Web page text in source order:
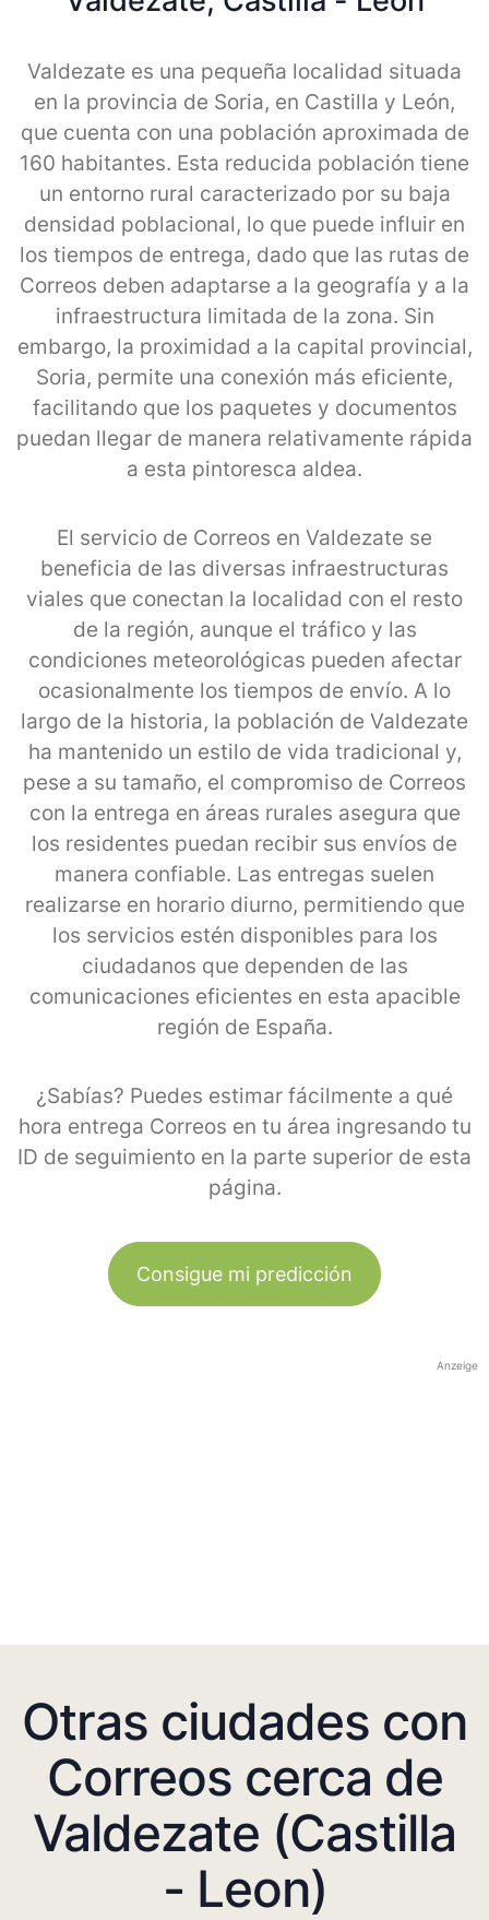
Valdezate es una pequeña localidad situada
en la provincia de Soria, en Castilla y León,
que cuenta con una población aproximada de
160 habitantes. Esta reducida población tiene
un entorno rural caracterizado por su baja
densidad poblacional, lo que puede influir en
los tiempos de entrega, dado que las rutas de
Correos deben adaptarse a la geografía y a la
infraestructura limitada de la zona. Sin
embargo, la proximidad a la capital provincial,
Soria, permite una conexión más eficiente,
facilitando que los paquetes y documentos
puedan llegar de manera relativamente rápida
a esta pintoresca aldea.
El servicio de Correos en Valdezate se
beneficia de las diversas infraestructuras
viales que conectan la localidad con el resto
de la región, aunque el tráfico y las
condiciones meteorológicas pueden afectar
ocasionalmente los tiempos de envío. A lo
largo de la historia, la población de Valdezate
ha mantenido un estilo de vida tradicional y,
pese a su tamaño, el compromiso de Correos
con la entrega en áreas rurales asegura que
los residentes puedan recibir sus envíos de
manera confiable. Las entregas suelen
realizarse en horario diurno, permitiendo que
los servicios estén disponibles para los
ciudadanos que dependen de las
comunicaciones eficientes en esta apacible
región de España.
¿Sabías? Puedes estimar fácilmente a qué
hora entrega Correos en tu área ingresando tu
ID de seguimiento en la parte superior de esta
página.
Consigue mi predicción
Anzeige
Otras ciudades con
Correos cerca de
Valdezate (Castilla
- Leon)